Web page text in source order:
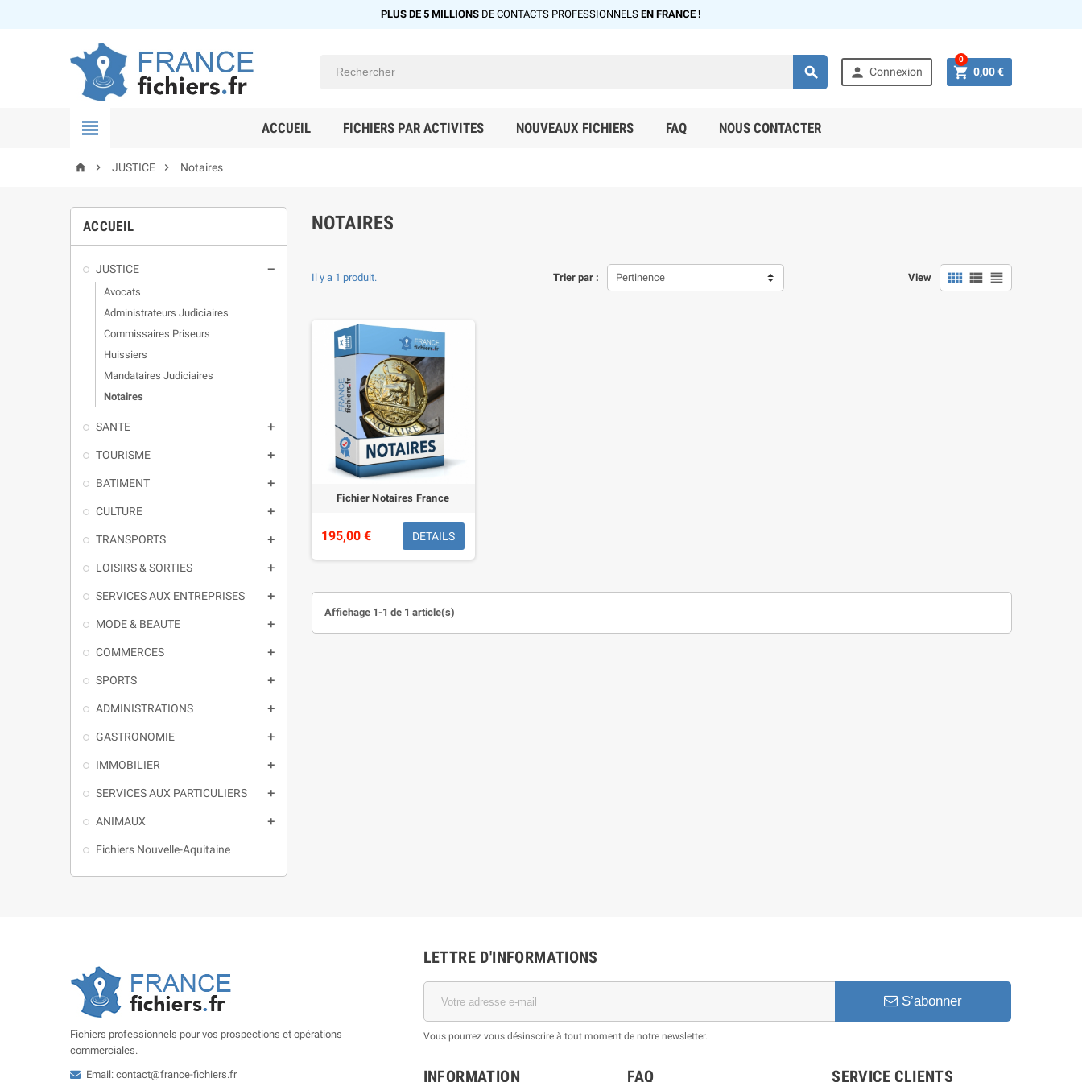
PLUS DE 5 MILLIONS DE CONTACTS PROFESSIONNELS EN FRANCE !
  Connexion  0,00 €
0
 ACCUEIL FICHIERS PAR ACTIVITES NOUVEAUX FICHIERS FAQ NOUS CONTACTER
  JUSTICE  Notaires
ACCUEIL
JUSTICE 
Avocats
Administrateurs Judiciaires
Commissaires Priseurs
Huissiers
Mandataires Judiciaires
Notaires
SANTE 
TOURISME 
BATIMENT 
CULTURE 
TRANSPORTS 
LOISIRS & SORTIES 
SERVICES AUX ENTREPRISES 
MODE & BEAUTE 
COMMERCES 
SPORTS 
ADMINISTRATIONS 
GASTRONOMIE 
IMMOBILIER 
SERVICES AUX PARTICULIERS 
ANIMAUX 
Fichiers Nouvelle-Aquitaine
NOTAIRES
Il y a 1 produit. Trier par : Pertinence View   
Fichier Notaires France
195,00 € DETAILS
Affichage 1-1 de 1 article(s)
Fichiers professionnels pour vos prospections et opérations
commerciales.
Email: contact@france-fichiers.fr
LETTRE D'INFORMATIONS
S’abonner
Vous pourrez vous désinscrire à tout moment de notre newsletter.
INFORMATION FAQ SERVICE CLIENTS